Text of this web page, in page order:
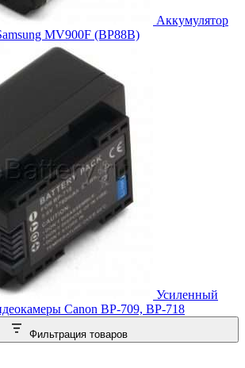
Аккумулятор
MV900F (BP88B)
Усиленный
Canon BP-709, BP-718
Фильтрация товаров